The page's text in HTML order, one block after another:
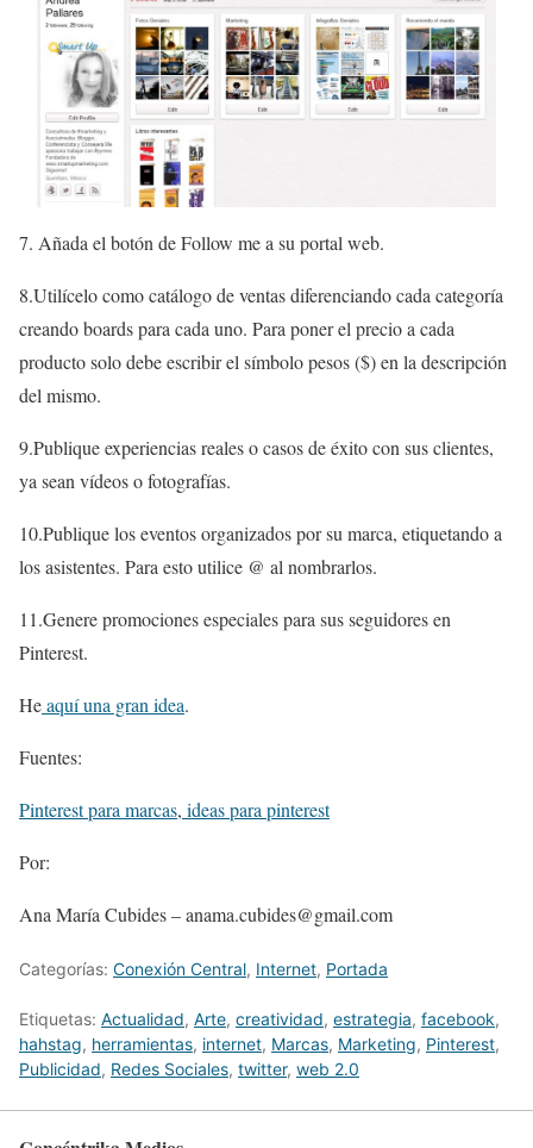
7. Añada el botón de Follow me a su portal web.
8.Utilícelo como catálogo de ventas diferenciando cada categoría
creando boards para cada uno. Para poner el precio a cada
producto solo debe escribir el símbolo pesos ($) en la descripción
del mismo.
9.Publique experiencias reales o casos de éxito con sus clientes,
ya sean vídeos o fotografías.
10.Publique los eventos organizados por su marca, etiquetando a
los asistentes. Para esto utilice @ al nombrarlos.
11.Genere promociones especiales para sus seguidores en
Pinterest.
Heaquí una gran idea.
Fuentes:
Pinterest para marcas, ideas para pinterest
Por:
Ana María Cubides – anama.cubides@gmail.com
Categorías: Conexión Central, Internet, Portada
Etiquetas: Actualidad, Arte, creatividad, estrategia, facebook,
hahstag, herramientas, internet, Marcas, Marketing, Pinterest,
Publicidad, Redes Sociales, twitter, web 2.0